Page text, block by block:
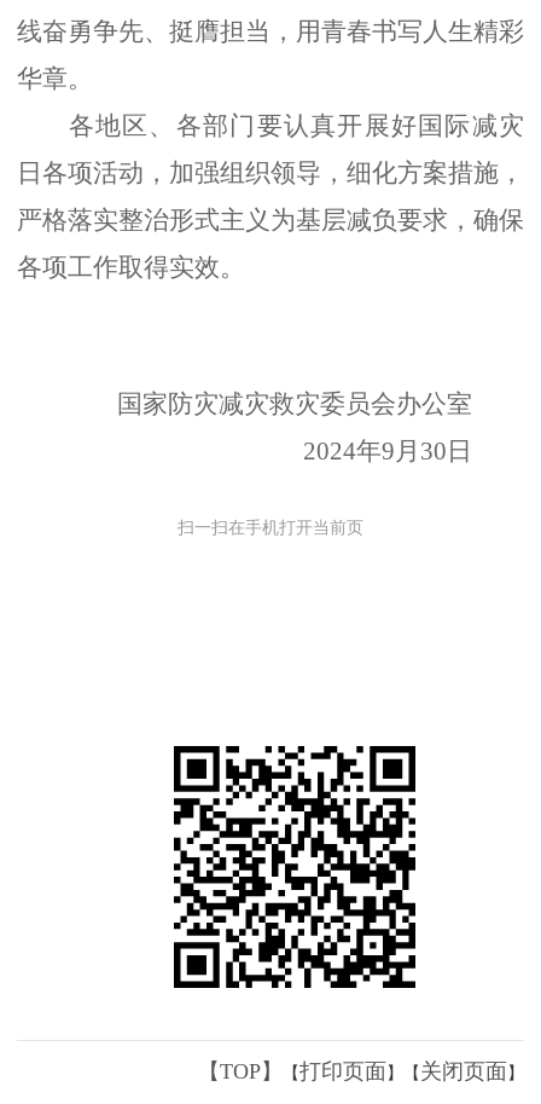
线奋勇争先、挺膺担当， 用青春书写人生精彩
华章。
各地区、各部门要认真开展好国际减灾
日各项活动 ，加强组织领导， 细化方案措施 ，
严格落实整治形式主义为基层减负要求 ，确保
各项工作取得实效。
国家防灾减灾救灾委员会办公室
2024年9月 30 日
扫一扫在手机打开当前页
【TOP】 【打印页面 】【 关闭页面 】